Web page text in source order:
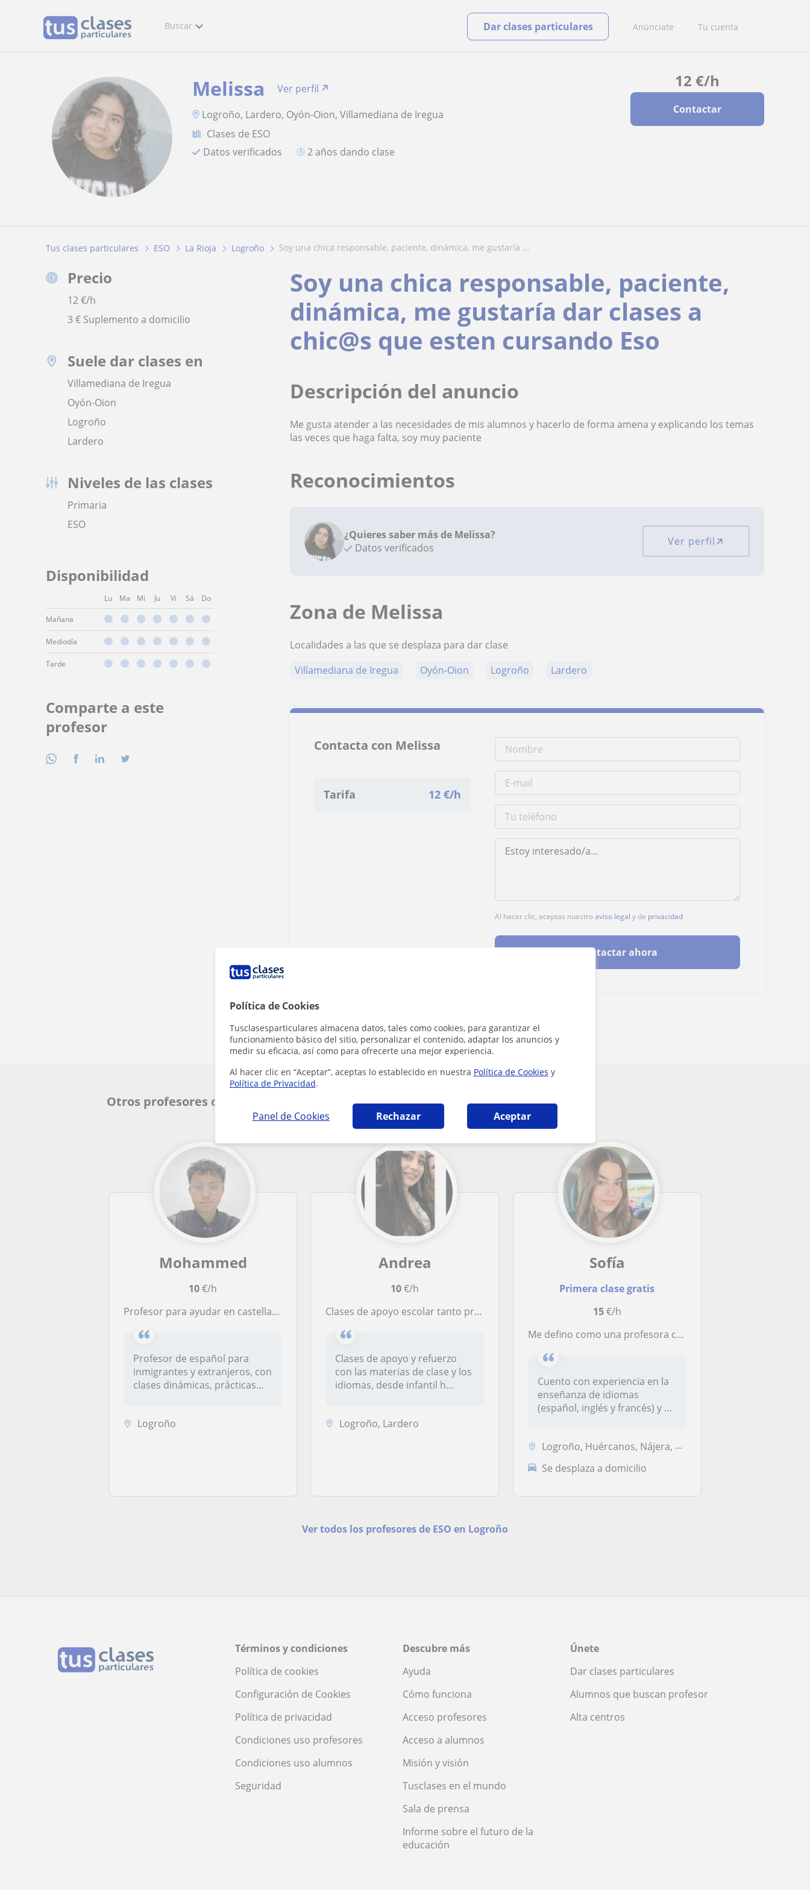
Política de Cookies
Tusclasesparticulares almacena datos, tales como cookies, para garantizar el
funcionamiento básico del sitio, personalizar el contenido, adaptar los anuncios y
medir su eficacia, así como para ofrecerte una mejor experiencia.
Al hacer clic en “Aceptar”, aceptas lo establecido en nuestra Política de Cookies y
Política de Privacidad.
Panel de Cookies Rechazar Aceptar
Buscar Anúnciate Tu cuenta
Dar clases particulares
12 €/h
Contactar
Melissa
Ver perfil
Logroño, Lardero, Oyón-Oion, Villamediana de Iregua
Clases de ESO
Datos verificados
2 años dando clase
Tus clases particulares ESO La Rioja Logroño soy una chica responsable, paciente, dinámica, me gustaría ...
Precio
12€/h
3 € Suplemento a domicilio
Suele dar clases en
Villamediana de Iregua
Oyón-Oion
Logroño
Lardero
Niveles de las clases
Primaria
ESO
Disponibilidad
Lu Ma Mi Ju Vi Sá Do
Mañana
Mediodía
Tarde
Comparte a este
profesor
Soy una chica responsable, paciente,
dinámica, me gustaría dar clases a
chic@s que esten cursando Eso
Descripción del anuncio
Me gusta atender a las necesidades de mis alumnos y hacerlo de forma amena y explicando los temas
las veces que haga falta, soy muy paciente
Reconocimientos
¿Quieres saber más de Melissa?
Datos verificados
Ver perfil
Zona de Melissa
Localidades a las que se desplaza para dar clase
Villamediana de Iregua
Oyón-Oion Logroño Lardero
Contacta con Melissa
Tarifa 12 €/h
Al hacer clic, aceptas nuestroaviso legal y de privacidad
Contactar ahora
Otros profesores de ESO en Logroño que pueden interesarte
Mohammed
10€/h
Profesor para ayudar en castellano, enseñar idioma y dedicar tiempo a los alumnos!
Profesor de español para
inmigrantes y extranjeros, con
clases dinámicas, prácticas...
Logroño
Andrea
10€/h
Clases de apoyo escolar tanto primaria como ESO
Clases de apoyo y refuerzo
con las materias de clase y los
idiomas, desde infantil h...
Logroño, Lardero
Sofía
Primera clase gratis
15€/h
Me defino como una profesora cercana, organizada y apasionada por la enseñanza. Tengo experiencia internacional y certificaciones
Cuento con experiencia en la
enseñanza de idiomas
(español, inglés y francés) y en
Logroño, Huércanos, Nájera, Tricio, Uruñuela
Se desplaza a domicilio
Ver todos los profesores de ESO en Logroño
Términos y condiciones
Política de cookies
Configuración de Cookies
Política de privacidad
Condiciones uso profesores
Condiciones uso alumnos
Seguridad
Descubre más
Ayuda
Cómo funciona
Acceso profesores
Acceso a alumnos
Misión y visión
Tusclases en el mundo
Sala de prensa
Informe sobre el futuro de la
educación
Únete
Dar clases particulares
Alumnos que buscan profesor
Alta centros